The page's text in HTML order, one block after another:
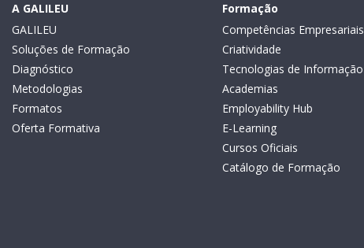
A GALILEU
GALILEU
Soluções de Formação
Diagnóstico
Metodologias
Formatos
Oferta Formativa
Formação
Competências Empresariais
Criatividade
Tecnologias de Informação
Academias
Employability Hub
E-Learning
Cursos Oficiais
Catálogo de Formação